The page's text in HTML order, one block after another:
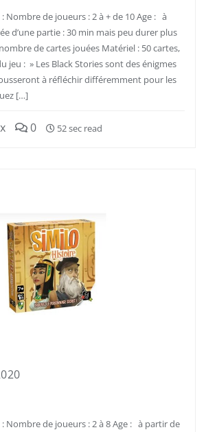
Nombre de joueurs : 2 à + de 10 Age : à
d’une partie : 30 min mais peu durer plus
de cartes jouées Matériel : 50 cartes,
jeu : » Les Black Stories sont des énigmes
à réfléchir différemment pour les
[…]
0 52 sec read
Nombre de joueurs : 2 à 8 Age : à partir de